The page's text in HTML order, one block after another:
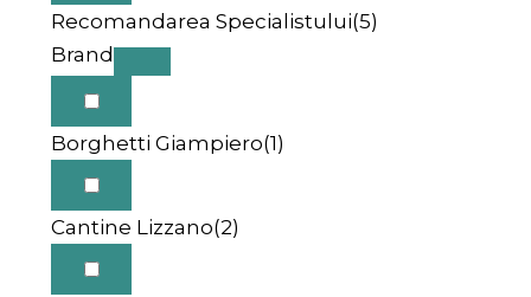
Recomandarea Specialistului(5)
Brand
Borghetti Giampiero(1)
Cantine Lizzano(2)